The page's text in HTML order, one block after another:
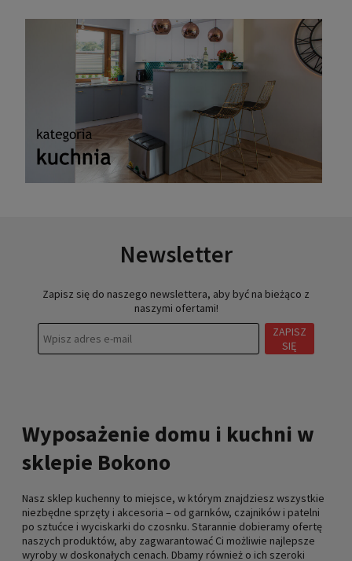
Newsletter
Zapisz się do naszego newslettera, aby być na bieżąco z
naszymi ofertami!
ZAPISZ
SIĘ
Wyposażenie domu i kuchni w
sklepie Bokono
Nasz sklep kuchenny to miejsce, w którym znajdziesz wszystkie
niezbędne sprzęty i akcesoria – od garnków, czajników i patelni
po sztućce i wyciskarki do czosnku. Starannie dobieramy ofertę
naszych produktów, aby zagwarantować Ci możliwie najlepsze
wyroby w doskonałych cenach. Dbamy również o ich szeroki